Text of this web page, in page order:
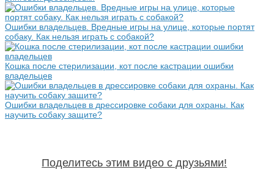
Ошибки владельцев. Вредные игры на улице, которые портят
собаку. Как нельзя играть с собакой?
Кошка после стерилизации, кот после кастрации ошибки
владельцев
Ошибки владельцев в дрессировке собаки для охраны. Как
научить собаку защите?
Поделитесь этим видео с друзьями!